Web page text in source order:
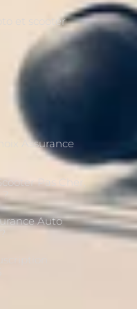
et scooter
Assurance
Pas Cher,
Auto